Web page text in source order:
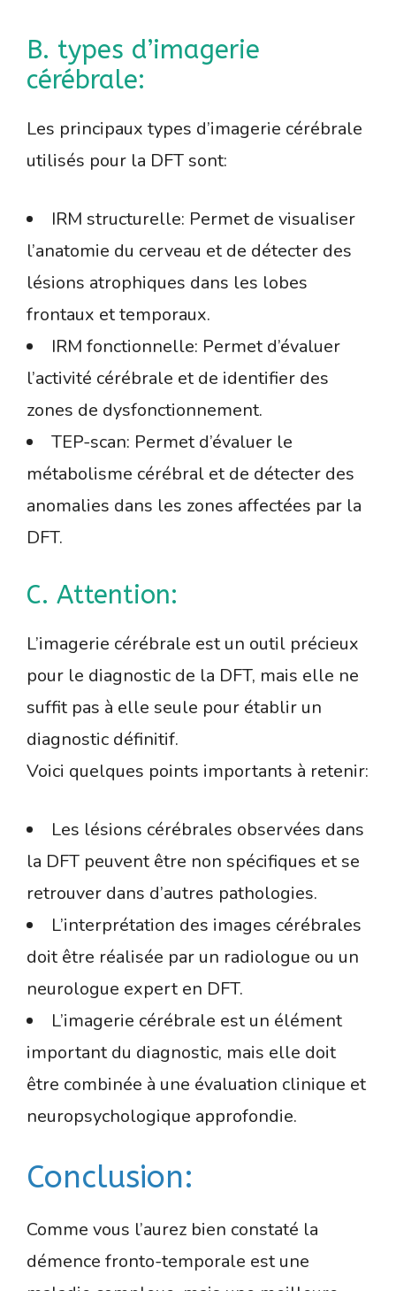
B. types d’imagerie
cérébrale:
Les principaux types d’imagerie cérébrale
utilisés pour la DFT sont:
IRM structurelle: Permet de visualiser
l’anatomie du cerveau et de détecter des
lésions atrophiques dans les lobes
frontaux et temporaux.
IRM fonctionnelle: Permet d’évaluer
l’activité cérébrale et de identifier des
zones de dysfonctionnement.
TEP-scan: Permet d’évaluer le
métabolisme cérébral et de détecter des
anomalies dans les zones affectées par la
DFT.
C. Attention:
L’imagerie cérébrale est un outil précieux
pour le diagnostic de la DFT, mais elle ne
suffit pas à elle seule pour établir un
diagnostic définitif.
Voici quelques points importants à retenir:
Les lésions cérébrales observées dans
la DFT peuvent être non spécifiques et se
retrouver dans d’autres pathologies.
L’interprétation des images cérébrales
doit être réalisée par un radiologue ou un
neurologue expert en DFT.
L’imagerie cérébrale est un élément
important du diagnostic, mais elle doit
être combinée à une évaluation clinique et
neuropsychologique approfondie.
Conclusion:
Comme vous l’aurez bien constaté la
démence fronto-temporale est une